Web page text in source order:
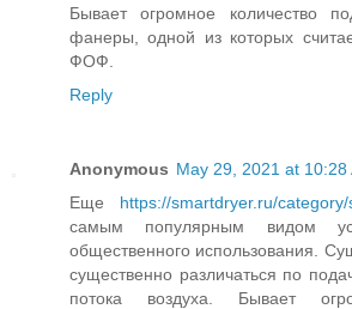
Бывает огромное количество
фанеры, одной из которых
ФОФ.
Reply
Anonymous May 29, 2021 at 10:28
Еще https://smartdryer.ru/
самым популярным видом
общественного использования.
существенно различаться по
потока воздуха. Бывает